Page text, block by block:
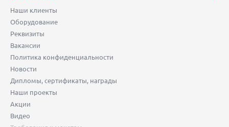
Наши клиенты
Оборудование
Реквизиты
Вакансии
Политика конфиденциальности
Новости
Дипломы, сертификаты, награды
Наши проекты
Акции
Видео